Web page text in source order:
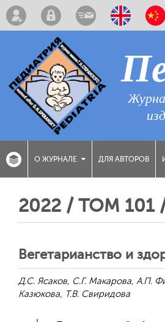
О ЖУРНАЛЕ ДЛЯ АВТОРОВ
2022 / ТОМ 101
Вегетарианство и
Д.С. Ясаков, С.Г. Макарова, А.П.
Казюкова, Т.В. Свиридова